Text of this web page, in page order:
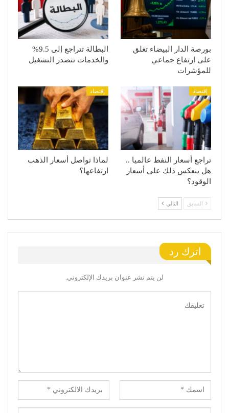
بورصة الدار البيضاء تغلق
على ارتفاع جماعي
للمؤشرات
البطالة تتراجع إلى 9.5%
والخدمات تتصدر التشغيل
إقتصاد
تراجع أسعار النفط عالميا ..
هل ينعكس ذلك على أسعار
الوقود؟
إقتصاد
لماذا تواصل أسعار الذهب
ارتفاعها؟
السابق التالي
اترك رد
لن يتم نشر عنوان بريدك الإلكتروني.